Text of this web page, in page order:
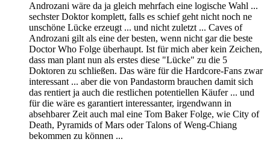
Androzani wäre da ja gleich mehrfach eine logische Wahl ...
sechster Doktor komplett, falls es schief geht nicht noch ne
unschöne Lücke erzeugt ... und nicht zuletzt ... Caves of
Androzani gilt als eine der besten, wenn nicht gar die beste
Doctor Who Folge überhaupt. Ist für mich aber kein Zeichen,
dass man plant nun als erstes diese "Lücke" zu die 5
Doktoren zu schließen. Das wäre für die Hardcore-Fans zwar
interessant ... aber die von Pandastorm brauchen damit sich
das rentiert ja auch die restlichen potentiellen Käufer ... und
für die wäre es garantiert interessanter, irgendwann in
absehbarer Zeit auch mal eine Tom Baker Folge, wie City of
Death, Pyramids of Mars oder Talons of Weng-Chiang
bekommen zu können ...